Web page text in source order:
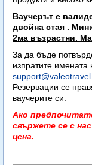
Ваучерът е
двойна стая .
2ма възрастни.
За да бъде
изпратите
Резервации се
ваучерите си.
Ако
свържете се с
цена.